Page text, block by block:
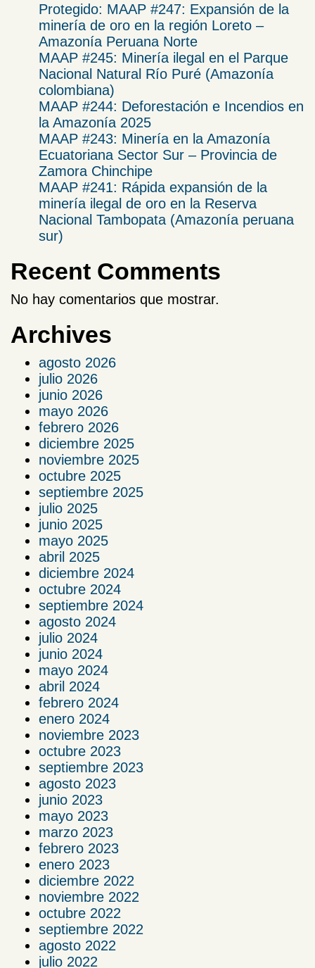
Protegido: MAAP #247: Expansión de la
minería de oro en la región Loreto –
Amazonía Peruana Norte
MAAP #245: Minería ilegal en el Parque
Nacional Natural Río Puré (Amazonía
colombiana)
MAAP #244: Deforestación e Incendios en
la Amazonía 2025
​MAAP #243: Minería en la Amazonía
Ecuatoriana Sector Sur – Provincia de
Zamora Chinchipe​
MAAP #241: Rápida expansión de la
minería ilegal de oro en la Reserva
Nacional Tambopata (Amazonía peruana
sur)
Recent Comments
No hay comentarios que mostrar.
Archives
agosto 2026
julio 2026
junio 2026
mayo 2026
febrero 2026
diciembre 2025
noviembre 2025
octubre 2025
septiembre 2025
julio 2025
junio 2025
mayo 2025
abril 2025
diciembre 2024
octubre 2024
septiembre 2024
agosto 2024
julio 2024
junio 2024
mayo 2024
abril 2024
febrero 2024
enero 2024
noviembre 2023
octubre 2023
septiembre 2023
agosto 2023
junio 2023
mayo 2023
marzo 2023
febrero 2023
enero 2023
diciembre 2022
noviembre 2022
octubre 2022
septiembre 2022
agosto 2022
julio 2022